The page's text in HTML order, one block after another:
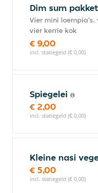
Dim sum pakket
Vier mini
vier kerrie kok
€ 9,00
incl. statiegeld (€ 0,00)
Spiegelei
€ 2,00
incl. statiegeld (€ 0,00)
Kleine nasi
€ 5,00
incl. statiegeld (€ 0,00)